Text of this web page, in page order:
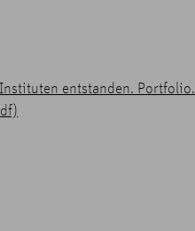
entstanden.